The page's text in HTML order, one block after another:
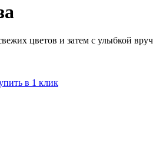
цветов и затем с улыбкой
в 1 клик